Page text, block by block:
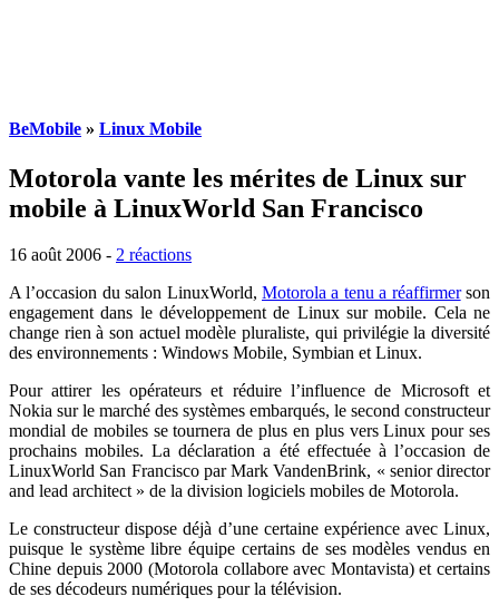
BeMobile » Linux Mobile
Motorola vante les mérites de Linux sur
mobile à LinuxWorld San Francisco
16 août 2006 - 2 réactions
A l’occasion du salon LinuxWorld, Motorola a tenu a réaffirmerson
engagement dans le développement de Linux sur mobile. Cela ne
change rien à son actuel modèle pluraliste, qui privilégie la diversité
des environnements : Windows Mobile, Symbian et Linux.
Pour attirer les opérateurs et réduire l’influence de Microsoft et
Nokia sur le marché des systèmes embarqués, le second constructeur
mondial de mobiles se tournera de plus en plus vers Linux pour ses
prochains mobiles. La déclaration a été effectuée à l’occasion de
LinuxWorld San Francisco par Mark VandenBrink, « senior director
and lead architect » de la division logiciels mobiles de Motorola.
Le constructeur dispose déjà d’une certaine expérience avec Linux,
puisque le système libre équipe certains de ses modèles vendus en
Chine depuis 2000 (Motorola collabore avec Montavista) et certains
de ses décodeurs numériques pour la télévision.